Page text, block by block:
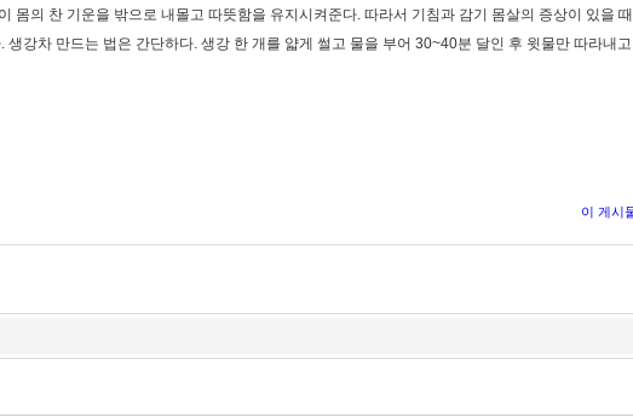
몸의 찬 기운을 밖으로 내몰고 따뜻함을 유지시켜준다. 따라서 기침과 감기 몸살의 증상이 있을
생강차 만드는 법은 간단하다. 생강 한 개를 얇게 썰고 물을 부어 30~40분 달인 후 윗물만 따라내
이 게시